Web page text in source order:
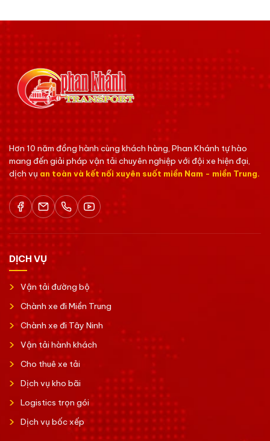
Hơn 10 năm đồng hành cùng khách hàng, Phan Khánh tự hào
mang đến giải pháp vận tải chuyên nghiệp với đội xe hiện đại,
dịch vụan toàn và kết nối xuyên suốt miền Nam - miền Trung.
DỊCH VỤ
Vận tải đường bộ
Chành xe đi Miền Trung
Chành xe đi Tây Ninh
Vận tải hành khách
Cho thuê xe tải
Dịch vụ kho bãi
Logistics trọn gói
Dịch vụ bốc xếp